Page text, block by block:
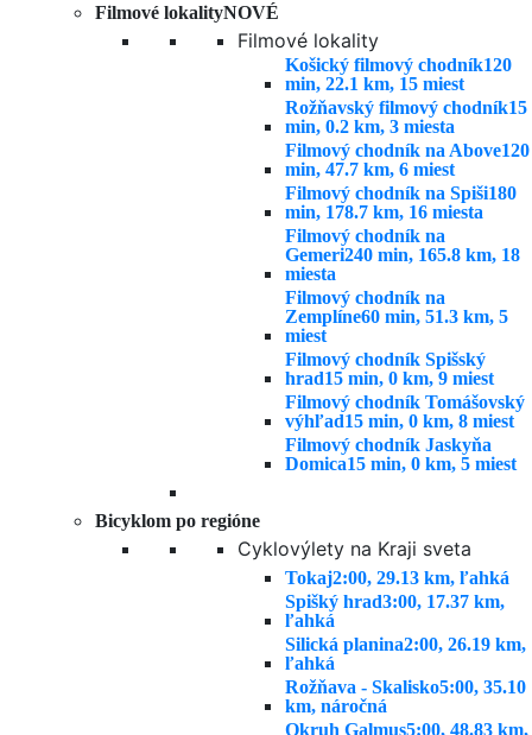
Filmové lokalityNOVÉ
Filmové lokality
Košický filmový chodník120
min, 22.1 km, 15 miest
Rožňavský filmový chodník15
min, 0.2 km, 3 miesta
Filmový chodník na Above120
min, 47.7 km, 6 miest
Filmový chodník na Spiši180
min, 178.7 km, 16 miesta
Filmový chodník na
Gemeri240 min, 165.8 km, 18
miesta
Filmový chodník na
Zemplíne60 min, 51.3 km, 5
miest
Filmový chodník Spišský
hrad15 min, 0 km, 9 miest
Filmový chodník Tomášovský
výhľad15 min, 0 km, 8 miest
Filmový chodník Jaskyňa
Domica15 min, 0 km, 5 miest
Bicyklom po regióne
Cyklovýlety na Kraji sveta
Tokaj2:00, 29.13 km, ľahká
Spišký hrad3:00, 17.37 km,
ľahká
Silická planina2:00, 26.19 km,
ľahká
Rožňava - Skalisko5:00, 35.10
km, náročná
Okruh Galmus5:00, 48.83 km,